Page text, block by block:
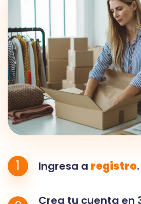
1 Ingresa a registro.
Crea tu cuenta en